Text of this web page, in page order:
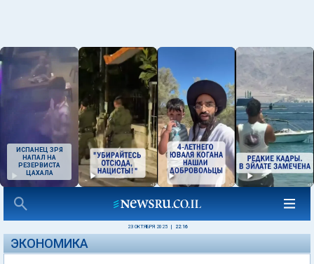
ИСПАНЕЦ ЗРЯ
НАПАЛ НА
РЕЗЕРВИСТА
ЦАХАЛА
23 ОКТЯБРЯ 2025 22:16
ЭКОНОМИКА